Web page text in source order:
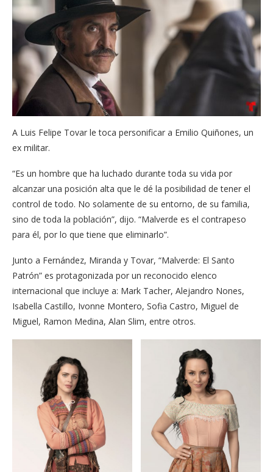
A Luis Felipe Tovar le toca personificar a Emilio Quiñones, un
ex militar.
“Es un hombre que ha luchado durante toda su vida por
alcanzar una posición alta que le dé la posibilidad de tener el
control de todo. No solamente de su entorno, de su familia,
sino de toda la población”, dijo. “Malverde es el contrapeso
para él, por lo que tiene que eliminarlo”.
Junto a Fernández, Miranda y Tovar, “Malverde: El Santo
Patrón” es protagonizada por un reconocido elenco
internacional que incluye a: Mark Tacher, Alejandro Nones,
Isabella Castillo, Ivonne Montero, Sofia Castro, Miguel de
Miguel, Ramon Medina, Alan Slim, entre otros.